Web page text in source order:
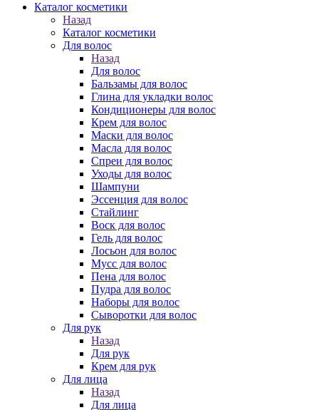
Каталог косметики
Назад
Каталог косметики
Для волос
Назад
Для волос
Бальзамы для волос
Глина для укладки волос
Кондиционеры для волос
Крем для волос
Маски для волос
Масла для волос
Спреи для волос
Уходы для волос
Шампуни
Эссенция для волос
Стайлинг
Воск для волос
Гель для волос
Лосьон для волос
Мусс для волос
Пена для волос
Пудра для волос
Наборы для волос
Сыворотки для волос
Для рук
Назад
Для рук
Крем для рук
Для лица
Назад
Для лица